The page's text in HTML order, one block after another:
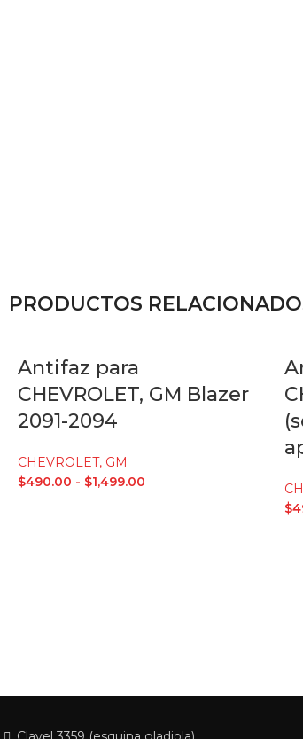
PRODUCTOS
Antifaz para
CHEVROLET, GM Blazer
2091-2094
CHEVROLET, GM
$490.00 - $1,499.00
$